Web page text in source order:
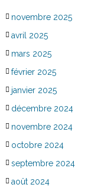
novembre 2025
avril 2025
mars 2025
février 2025
janvier 2025
décembre 2024
novembre 2024
octobre 2024
septembre 2024
août 2024